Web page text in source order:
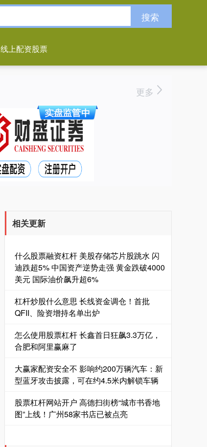
搜索
线上配资股票
更多
相关更新
什么股票融资杠杆 美股存储芯片股跳水 闪
迪跌超5% 中国资产逆势走强 黄金跌破4000
美元 国际油价飙升超6%
杠杆炒股什么意思 长线资金调仓！首批
QFII、险资增持名单出炉
怎么使用股票杠杆 长鑫首日狂飙3.3万亿，
合肥和阿里赢麻了
大赢家配资安全不 影响约200万辆汽车：新
型蓝牙攻击披露，可在约4.5米内解锁车辆
股票杠杆网站开户 高德扫街榜“城市书香地
图”上线！广州58家书店已被点亮